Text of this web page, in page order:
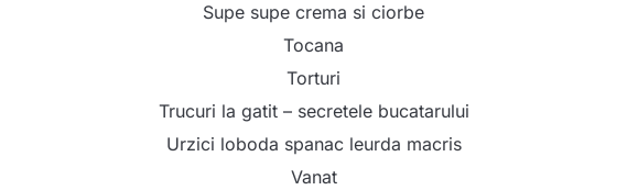
Supe supe crema si ciorbe
Tocana
Torturi
Trucuri la gatit – secretele bucatarului
Urzici loboda spanac leurda macris
Vanat